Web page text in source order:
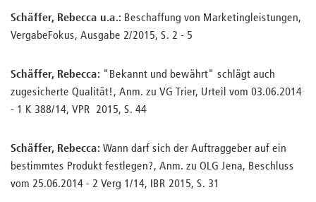
Schäffer, Rebecca u.a.: Beschaffung von Marketingleistungen,
VergabeFokus, Ausgabe 2/2015, S. 2 - 5
Schäffer, Rebecca: "Bekannt und bewährt" schlägt auch
zugesicherte Qualität!, Anm. zu VG Trier, Urteil vom 03.06.2014
- 1 K 388/14, VPR 2015, S. 44
Schäffer, Rebecca: Wann darf sich der Auftraggeber auf ein
bestimmtes Produkt festlegen?, Anm. zu OLG Jena, Beschluss
vom 25.06.2014 - 2 Verg 1/14, IBR 2015, S. 31